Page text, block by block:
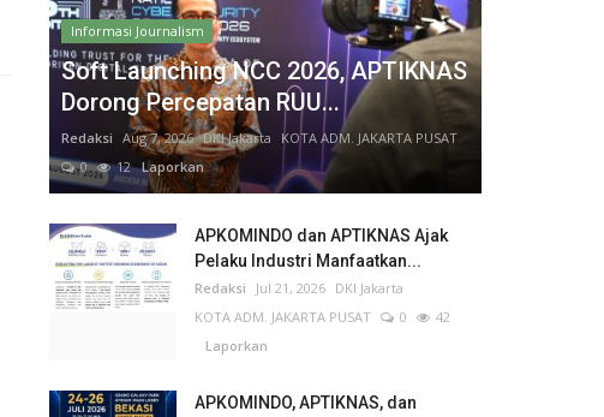
Informasi Journalism
Soft Launching NCC 2026, APTIKNAS
Dorong Percepatan RUU...
Redaksi Aug 7, 2026 DKI Jakarta
KOTA ADM. JAKARTA PUSAT
0
12Laporkan
APKOMINDO dan APTIKNAS Ajak
Pelaku Industri Manfaatkan...
Redaksi Jul 21, 2026 DKI Jakarta
KOTA ADM. JAKARTA PUSAT
0
42
Laporkan
APKOMINDO, APTIKNAS, dan